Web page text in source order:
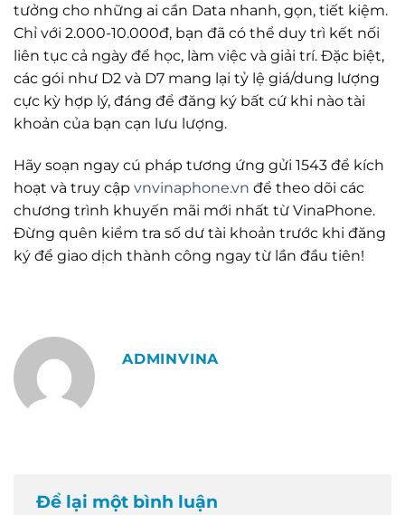
tưởng cho những ai cần Data nhanh, gọn, tiết kiệm.
Chỉ với 2.000-10.000đ, bạn đã có thể duy trì kết nối
liên tục cả ngày để học, làm việc và giải trí. Đặc biệt,
các gói như D2 và D7 mang lại tỷ lệ giá/dung lượng
cực kỳ hợp lý, đáng để đăng ký bất cứ khi nào tài
khoản của bạn cạn lưu lượng.
Hãy soạn ngay cú pháp tương ứng gửi 1543 để kích
hoạt và truy cập vnvinaphone.vn để theo dõi các
chương trình khuyến mãi mới nhất từ VinaPhone.
Đừng quên kiểm tra số dư tài khoản trước khi đăng
ký để giao dịch thành công ngay từ lần đầu tiên!
ADMINVINA
Để lại một bình luận